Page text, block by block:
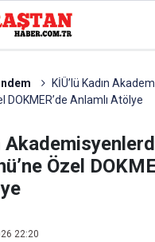
KİÜ’lü Kadın
DOKMER’de Anlamlı Atölye
Özel
22:20